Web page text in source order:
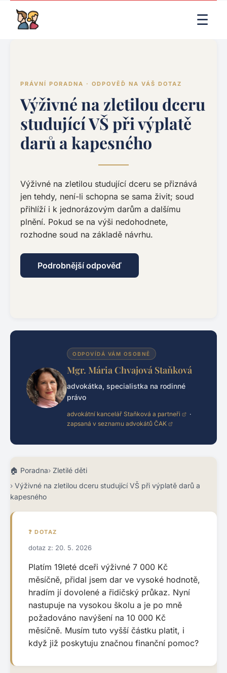
☰
PRÁVNÍ PORADNA · ODPOVĚĎ NA VÁŠ DOTAZ
Výživné na zletilou dceru
studující VŠ při výplatě
darů a kapesného
Výživné na zletilou studující dceru se přiznává
jen tehdy, není-li schopna se sama živit; soud
přihlíží i k jednorázovým darům a dalšímu
plnění. Pokud se na výši nedohodnete,
rozhodne soud na základě návrhu.
Podrobnější odpověď
ODPOVÍDÁ VÁM OSOBNĚ
Mgr. Mária Chvajová Staňková
advokátka, specialistka na rodinné
právo
advokátní kancelář Staňková a partneři
·
zapsaná v seznamu advokátů ČAK
Poradna Zletilé děti
Výživné na zletilou dceru studující VŠ při výplatě darů a
kapesného
❓ DOTAZ
dotaz z: 20. 5. 2026
Platím 19leté dceři výživné 7 000 Kč
měsíčně, přidal jsem dar ve vysoké hodnotě,
hradím jí dovolené a řidičský průkaz. Nyní
nastupuje na vysokou školu a je po mně
požadováno navýšení na 10 000 Kč
měsíčně. Musím tuto vyšší částku platit, i
když již poskytuju značnou finanční pomoc?